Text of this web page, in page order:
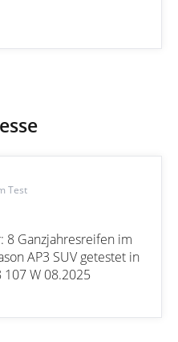
Test
8 Ganzjahresreifen im
AP3 SUV getestet in
W 08.2025